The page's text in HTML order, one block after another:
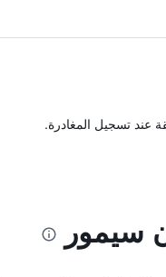
عند تسجيل المغادرة.
سيمور